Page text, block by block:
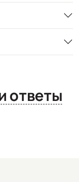
Вопросы и ответы